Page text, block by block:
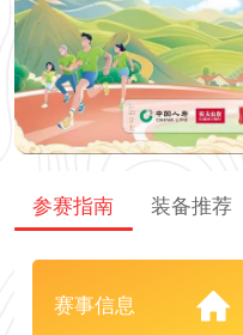
参赛指南 装备推荐
赛事信息